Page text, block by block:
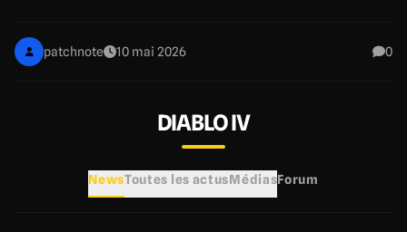
patchnote 10 mai 2026 0
DIABLO IV
NewsToutes les actusMédiasForum